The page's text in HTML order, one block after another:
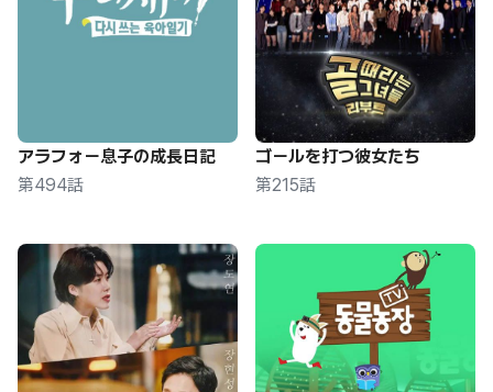
アラフォー息子の成長日記
第494話
ゴールを打つ彼女たち
第215話